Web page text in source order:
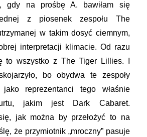
gdy na prośbę A. bawiłam się
z piosenek zespołu The
w takim dosyć ciemnym,
interpretacji klimacie. Od razu
to wszystko z The Tiger Lillies. I
bo obydwa te zespoły
reprezentanci tego właśnie
jakim jest Dark Cabaret.
jak można by przełożyć to na
że przymiotnik „mroczny” pasuje